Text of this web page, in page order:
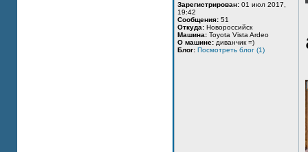
Зарегистрирован: 01 июл 2017,
19:42
Сообщения: 51
Откуда: Новороссийск
Машина: Toyota Vista Ardeo
О машине: диванчик =)
Блог: Посмотреть блог (1)